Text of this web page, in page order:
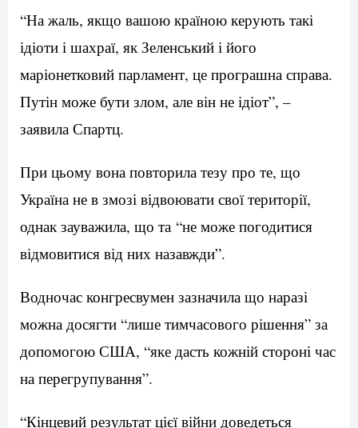
“На жаль, якщо вашою країною керують такі
ідіоти і шахраї, як Зеленський і його
маріонетковий парламент, це програшна справа.
Путін може бути злом, але він не ідіот”, –
заявила Спартц.
При цьому вона повторила тезу про те, що
Україна не в змозі відвоювати свої території,
однак зауважила, що та “не може погодитися
відмовитися від них назавжди”.
Водночас конгресвумен зазначила що наразі
можна досягти “лише тимчасового рішення” за
допомогою США, “яке дасть кожній стороні час
на перегрупування”.
“Кінцевий результат цієї війни доведеться